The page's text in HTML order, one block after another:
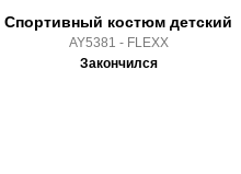
Спортивный костюм детский
AY5381 - FLEXX
Закончился